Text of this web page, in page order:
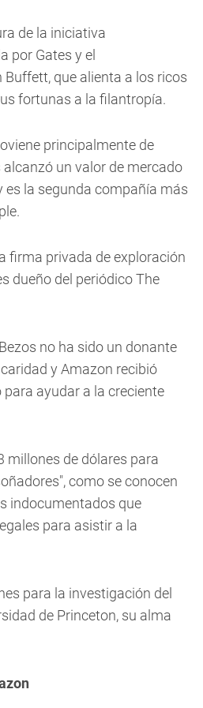
de la iniciativa
por Gates y el
que alienta a los ricos
fortunas a la filantropía.
principalmente de
un valor de mercado
es la segunda compañía más
firma privada de exploración
dueño del periódico The
no ha sido un donante
y Amazon recibió
ayudar a la creciente
millones de dólares para
como se conocen
indocumentados que
para asistir a la
para la investigación del
de Princeton, su alma